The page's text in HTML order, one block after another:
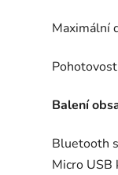
Maximální
Balení
Bluetooth
Micro USB